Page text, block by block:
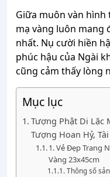
Giữa muôn vàn hình
mạ vàng luôn mang
nhất. Nụ cười hiền
phúc hậu của Ngài
cũng cảm thấy lòng
Mục lục
Tượng Phật Di Lặc
Tượng Hoan Hỷ,
1. Vẻ Đẹp Trang
Vàng 23x45cm
Thông số